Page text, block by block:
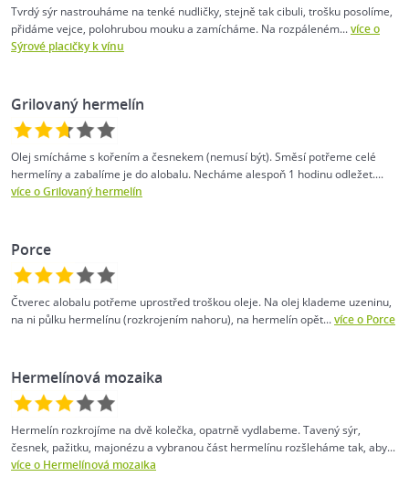
Tvrdý sýr nastrouháme na tenké nudličky, stejně tak cibuli, trošku posolíme,
přidáme vejce, polohrubou mouku a zamícháme. Na rozpáleném...více o
Sýrové placičky k vínu
Grilovaný hermelín
Olej smícháme s kořením a česnekem (nemusí být). Směsí potřeme celé
hermelíny a zabalíme je do alobalu. Necháme alespoň 1 hodinu odležet....
více o Grilovaný hermelín
Porce
Čtverec alobalu potřeme uprostřed troškou oleje. Na olej klademe uzeninu,
na ni půlku hermelínu (rozkrojením nahoru), na hermelín opět...více o Porce
Hermelínová mozaika
Hermelín rozkrojíme na dvě kolečka, opatrně vydlabeme. Tavený sýr,
česnek, pažitku, majonézu a vybranou část hermelínu rozšleháme tak, aby...
více o Hermelínová mozaika